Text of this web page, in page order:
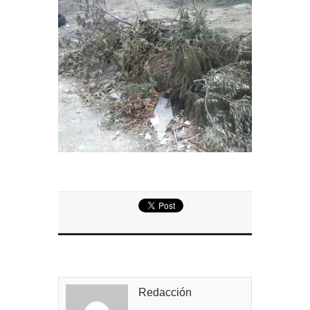
de Ultramar al inspector jubilado Xavi Buhagiar
Presentado el IV Torneo de Fútbol Senior Alcalde
de San Roque, que se disputa la semana
próxima
Redacción